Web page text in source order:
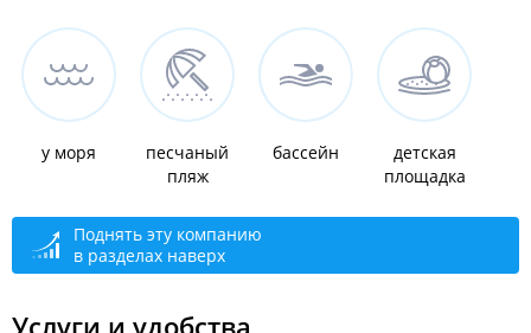
у моря
песчаный
пляж
бассейн
детская
площадка
Поднять эту компанию
в разделах наверх
Услуги и удобства